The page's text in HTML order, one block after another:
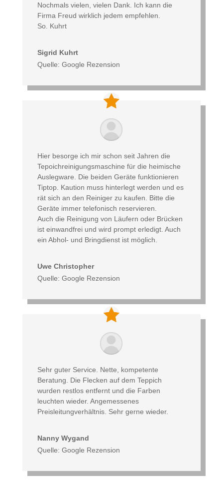
Nochmals vielen, vielen Dank. Ich kann die
Firma Freud wirklich jedem empfehlen.
So. Kuhrt
Sigrid Kuhrt
Quelle: Google Rezension
Hier besorge ich mir schon seit Jahren die
Tepoichreinigungsmaschine für die heimische
Auslegware. Die beiden Geräte funktionieren
Tiptop. Kaution muss hinterlegt werden und es
rät sich an den Reiniger zu kaufen. Bitte die
Geräte immer telefonisch reservieren.
Auch die Reinigung von Läufern oder Brücken
ist einwandfrei und wird prompt erledigt. Auch
ein Abhol- und Bringdienst ist möglich.
Uwe Christopher
Quelle: Google Rezension
Sehr guter Service. Nette, kompetente
Beratung. Die Flecken auf dem Teppich
wurden restlos entfernt und die Farben
leuchten wieder. Angemessenes
Preisleitungverhältnis. Sehr gerne wieder.
Nanny Wygand
Quelle: Google Rezension